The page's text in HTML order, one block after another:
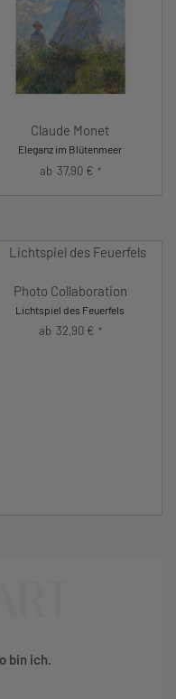
Claude Monet
Eleganz im Blütenmeer
ab 37,90 € *
Photo Collaboration
Lichtspiel des Feuerfels
ab 32,90 € *
bin ich.